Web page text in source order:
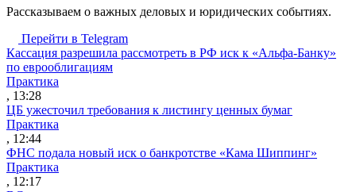
Рассказываем о важных деловых и юридических событиях.
Перейти в Telegram
Кассация разрешила рассмотреть в РФ иск к «Альфа-Банку»
по еврооблигациям
Практика
, 13:28
ЦБ ужесточил требования к листингу ценных бумаг
Практика
, 12:44
ФНС подала новый иск о банкротстве «Кама Шиппинг»
Практика
, 12:17